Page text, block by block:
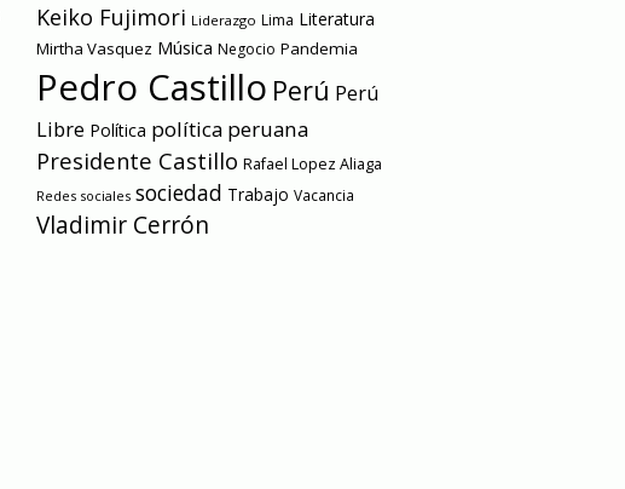
Keiko Fujimori Liderazgo Lima Literatura
Mirtha Vasquez Música Negocio Pandemia
Pedro Castillo Perú Perú
Libre Política política peruana
Presidente Castillo Rafael Lopez Aliaga
Redes sociales sociedad Trabajo Vacancia
Vladimir Cerrón